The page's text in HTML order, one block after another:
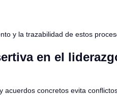
y la trazabilidad de estos
en el
acuerdos concretos evita